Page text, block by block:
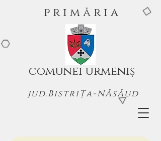
comunei urmeniș
p r i m ă r i a
jud.BistriȚa-NĂsĂud